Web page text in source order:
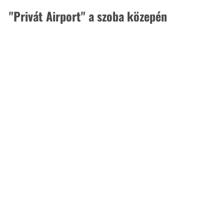
"Privát Airport" a szoba közepén